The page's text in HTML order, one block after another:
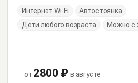
Интернет Wi-Fi
Автостоянка
Дети любого возраста
Можно с
от 2800 ₽ в августе